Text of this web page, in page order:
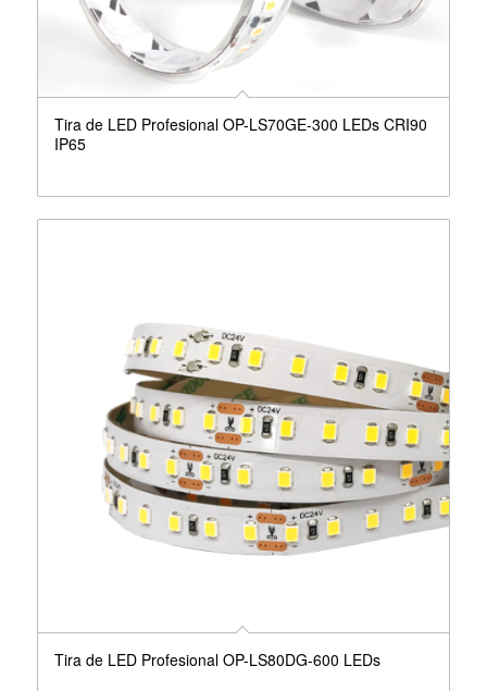
Tira de LED Profesional OP-LS70GE-300 LEDs CRI90
IP65
Tira de LED Profesional OP-LS80DG-600 LEDs